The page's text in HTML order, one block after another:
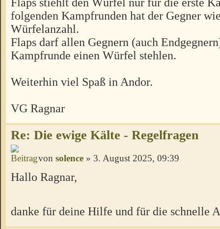
folgenden Kampfrunden hat der Gegner
Würfelanzahl.
Flaps darf allen Gegnern (auch
Kampfrunde einen Würfel stehlen.
Weiterhin viel Spaß in Andor.
VG Ragnar
Re: Die ewige Kälte - Regelfragen
von solence » 3. August 2025, 09:39
Hallo Ragnar,
danke für deine Hilfe und für die schnelle